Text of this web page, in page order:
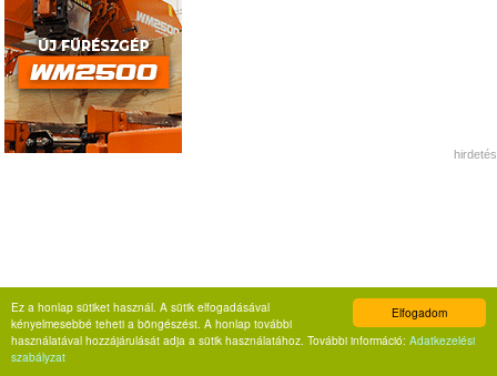
Elfogadom
Ez a honlap sütiket használ. A sütik elfogadásával
kényelmesebbé teheti a böngészést. A honlap további
használatával hozzájárulását adja a sütik használatához. További információ: Adatkezelési
szabályzat
hirdetés